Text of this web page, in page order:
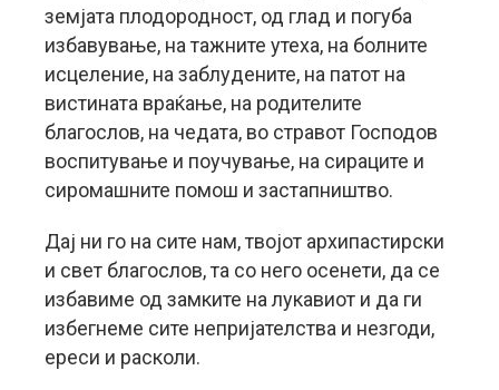
земјата плодородност, од глад и погуба
избавување, на тажните утеха, на болните
исцеление, на заблудените, на патот на
вистината враќање, на родителите
благослов, на чедата, во стравот Господов
воспитување и поучување, на сираците и
сиромашните помош и застапништво.
Дај ни го на сите нам, твојот архипастирски
и свет благослов, та со него осенети, да се
избавиме од замките на лукавиот и да ги
избегнеме сите непријателства и незгоди,
ереси и расколи.